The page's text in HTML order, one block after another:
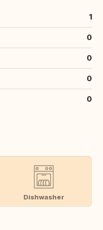
1
0
0
0
0
Dishwasher